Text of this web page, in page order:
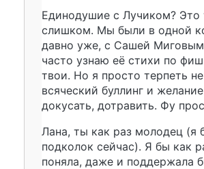
Единодушие с Лучиком? Это
слишком. Мы были в одной
давно уже, с Сашей
часто узнаю её стихи по
твои. Но я просто терпеть
всяческий буллинг и
докусать, дотравить. Фу
Лана, ты как раз молодец (я
подколок сейчас). Я бы как
поняла, даже и поддержала